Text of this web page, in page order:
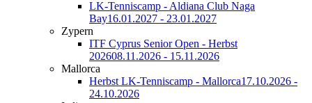
LK-Tenniscamp - Aldiana Club Naga
Bay16.01.2027 - 23.01.2027
Zypern
ITF Cyprus Senior Open - Herbst
202608.11.2026 - 15.11.2026
Mallorca
Herbst LK-Tenniscamp - Mallorca17.10.2026 -
24.10.2026